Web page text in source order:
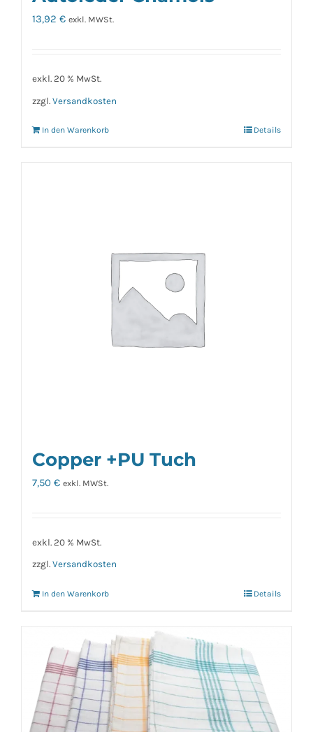
13,92 € exkl. MWSt.
exkl. 20 % MwSt.
zzgl. Versandkosten
In den Warenkorb Details
Copper +PU Tuch
7,50 € exkl. MWSt.
exkl. 20 % MwSt.
zzgl. Versandkosten
In den Warenkorb Details